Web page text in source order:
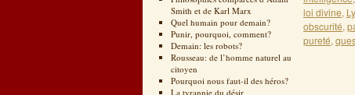
Smith et de Karl Marx
Quel humain pour demain?
Punir, pourquoi, comment?
Demain: les robots?
Rousseau: de l’homme naturel au
citoyen
Pourquoi nous faut-il des héros?
La tyrannie du désir
loi divine,
obscurité,
pureté,